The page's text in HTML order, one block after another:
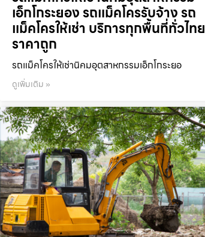
เอ็กโกระยอง รถแม็คโครรับจ้าง รถ
แม็คโครให้เช่า บริการทุกพื้นที่ทั่วไทย
ราคาถูก
รถแม็คโครให้เช่านิคมอุตสาหกรรมเอ็กโกระยอ
ดูเพิ่มเติม »